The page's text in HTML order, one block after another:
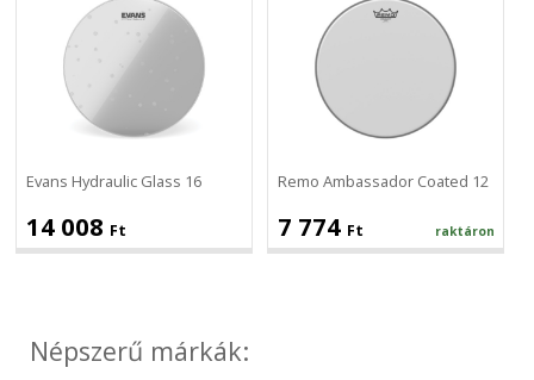
Hydraulic
Evans Hydraulic Glass 16
14 008 Ft
Ambassador
Coated
Remo Ambassador Coated 12
7 774 Ft raktáron
Népszerű márkák: